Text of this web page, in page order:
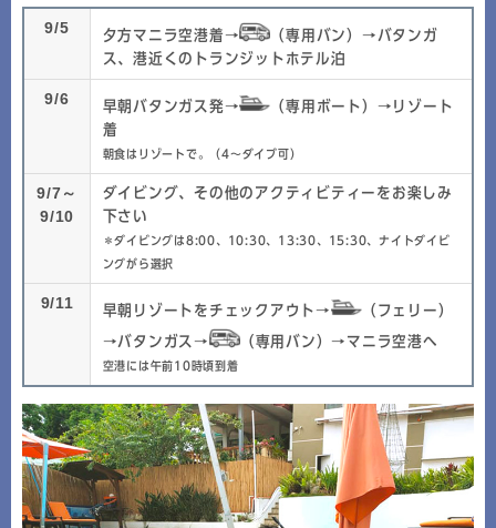
9/5 夕方マニラ空港着→
（専用バン）→バタンガ
ス、港近くのトランジットホテル泊
9/6 早朝バタンガス発→
（専用ボート）→リゾート
着
朝食はリゾートで。（4～ダイブ可）
9/7～
9/10
ダイビング、その他のアクティビティーをお楽しみ
下さい
＊ダイビングは8:00、10:30、13:30、15:30、ナイトダイビ
ングがら選択
9/11 早朝リゾートをチェックアウト→
（フェリー）
→バタンガス→
（専用バン）→マニラ空港へ
空港には午前10時頃到着